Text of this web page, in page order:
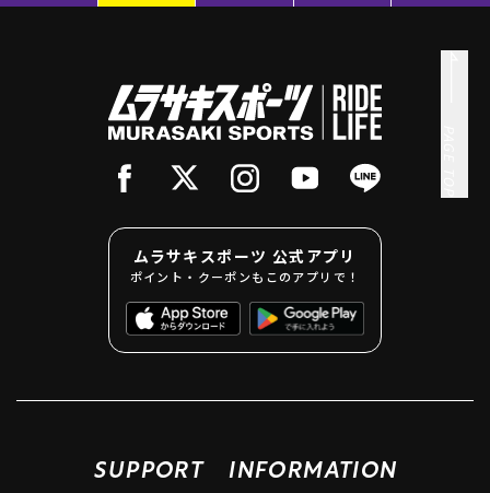
ムラサキスポーツ 公式アプリ
ポイント・クーポンもこのアプリで！
SUPPORT INFORMATION